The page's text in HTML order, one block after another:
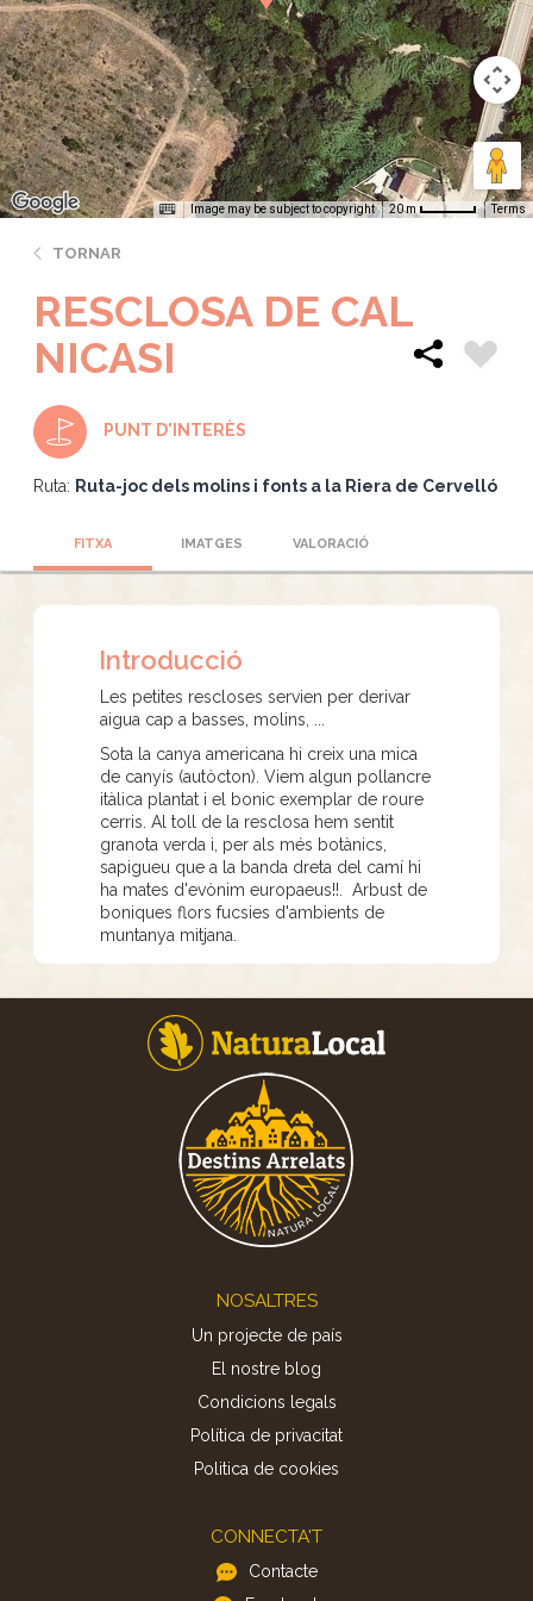
Image may be subject to copyright 20 m Terms
TORNAR
RESCLOSA DE CAL
NICASI
PUNT D'INTERÈS
Ruta: Ruta-joc dels molins i fonts a la Riera de Cervelló
FITXA IMATGES VALORACIÓ
Introducció
Les petites rescloses servien per derivar
aigua cap a basses, molins, ...
Sota la canya americana hi creix una mica
de canyís (autòcton). Viem algun pollancre
itàlica plantat i el bonic exemplar de roure
cerris. Al toll de la resclosa hem sentit
granota verda i, per als més botànics,
sapigueu que a la banda dreta del camí hi
ha mates d'evònim europaeus!!. Arbust de
boniques flors fucsies d'ambients de
muntanya mitjana.
NOSALTRES
Un projecte de país
El nostre blog
Condicions legals
Política de privacitat
Politica de cookies
CONNECTA'T
Contacte